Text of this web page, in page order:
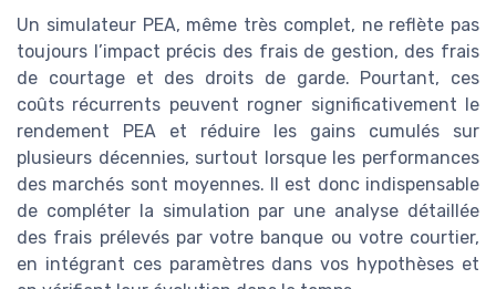
Un simulateur PEA, même très complet, ne reflète pas
toujours l’impact précis des frais de gestion, des frais
de courtage et des droits de garde. Pourtant, ces
coûts récurrents peuvent rogner significativement le
rendement PEA et réduire les gains cumulés sur
plusieurs décennies, surtout lorsque les performances
des marchés sont moyennes. Il est donc indispensable
de compléter la simulation par une analyse détaillée
des frais prélevés par votre banque ou votre courtier,
en intégrant ces paramètres dans vos hypothèses et